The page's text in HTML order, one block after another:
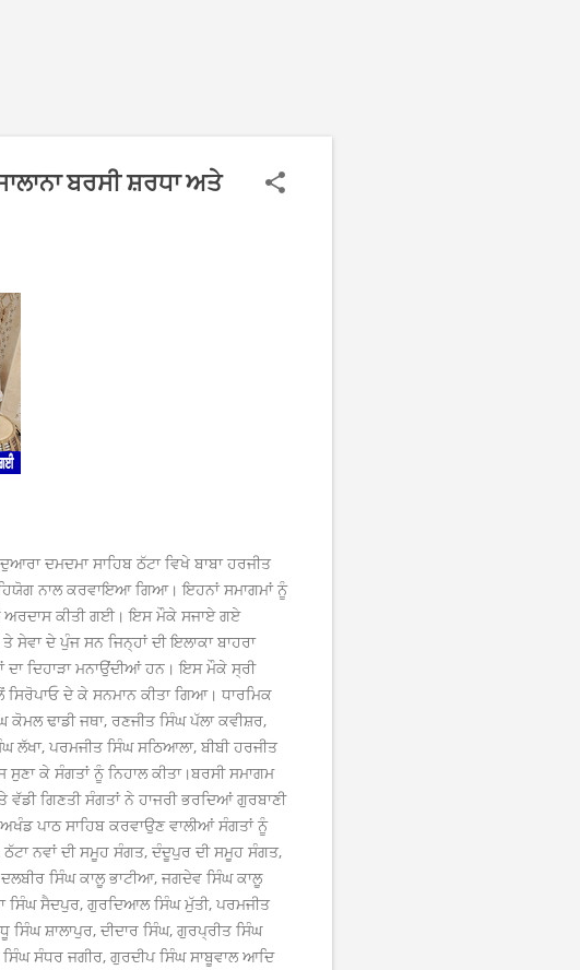
ਬਰਸੀ ਸ਼ਰਧਾ ਅਤੇ
ਦਮਦਮਾ ਸਾਹਿਬ ਠੱਟਾ ਵਿਖੇ ਬਾਬਾ ਹਰਜੀਤ
ਨਾਲ ਕਰਵਾਇਆ ਗਿਆ। ਇਹਨਾਂ ਸਮਾਗਮਾਂ ਨੂੰ
ਅਰਦਾਸ ਕੀਤੀ ਗਈ। ਇਸ ਮੌਕੇ ਸਜਾਏ ਗਏ
ਸੇਵਾ ਦੇ ਪੁੰਜ ਸਨ ਜਿਨ੍ਹਾਂ ਦੀ ਇਲਾਕਾ ਬਾਹਰਾ
ਦਾ ਦਿਹਾੜਾ ਮਨਾਉਂਦੀਆਂ ਹਨ। ਇਸ ਮੌਕੇ ਸ੍ਰੀ
ਦੇ ਕੇ ਸਨਮਾਨ ਕੀਤਾ ਗਿਆ। ਧਾਰਮਿਕ
ਢਾਡੀ ਜਥਾ, ਰਣਜੀਤ ਸਿੰਘ ਪੱਲਾ ਕਵੀਸ਼ਰ,
ਲੱਖਾ, ਪਰਮਜੀਤ ਸਿੰਘ ਸਠਿਆਲਾ, ਬੀਬੀ ਹਰਜੀਤ
ਕੇ ਸੰਗਤਾਂ ਨੂੰ ਨਿਹਾਲ ਕੀਤਾ।ਬਰਸੀ ਸਮਾਗਮ
ਵੱਡੀ ਗਿਣਤੀ ਸੰਗਤਾਂ ਨੇ ਹਾਜਰੀ ਭਰਦਿਆਂ ਗੁਰਬਾਣੀ
ਪਾਠ ਸਾਹਿਬ ਕਰਵਾਉਣ ਵਾਲੀਆਂ ਸੰਗਤਾਂ ਨੂੰ
ਠੱਟਾ ਨਵਾਂ ਦੀ ਸਮੂਹ ਸੰਗਤ, ਦੰਦੂਪੁਰ ਦੀ ਸਮੂਹ ਸੰਗਤ,
ਸਿੰਘ ਕਾਲੂ ਭਾਟੀਆ, ਜਗਦੇਵ ਸਿੰਘ ਕਾਲੂ
ਸਿੰਘ ਸੈਦਪੁਰ, ਗੁਰਦਿਆਲ ਸਿੰਘ ਮੁੱਤੀ, ਪਰਮਜੀਤ
ਸ਼ਾਲਾਪੁਰ, ਦੀਦਾਰ ਸਿੰਘ, ਗੁਰਪ੍ਰੀਤ ਸਿੰਘ
ਸੰਧਰ ਜਗੀਰ, ਗੁਰਦੀਪ ਸਿੰਘ ਸਾਬੂਵਾਲ ਆਦਿ